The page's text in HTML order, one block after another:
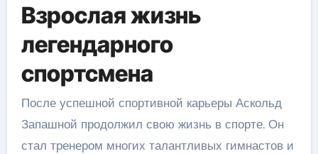
Взрослая жизнь
легендарного
спортсмена
После успешной спортивной карьеры Аскольд
Запашной продолжил свою жизнь в спорте. Он
стал тренером многих талантливых гимнастов и